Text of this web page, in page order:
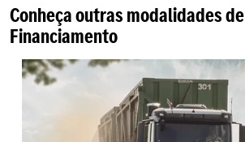
Conheça outras modalidades de
Financiamento